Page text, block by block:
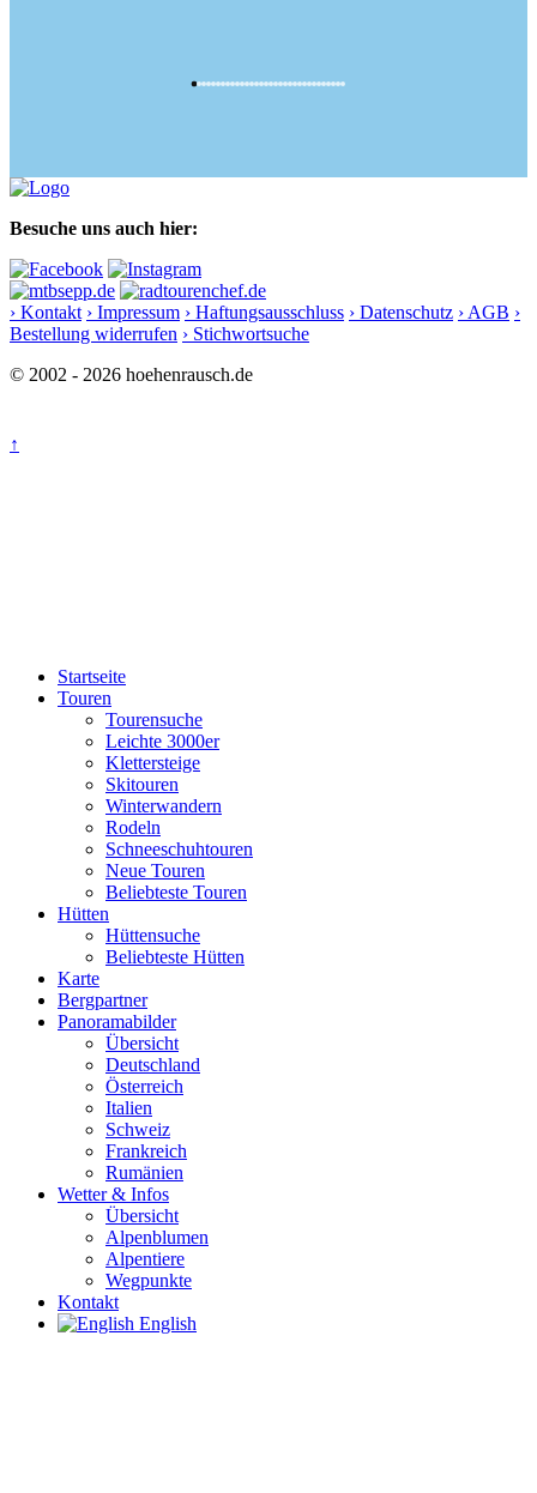
Besuche uns auch hier:
› Kontakt › Impressum › Haftungsausschluss › Datenschutz › AGB ›
Bestellung widerrufen › Stichwortsuche
© 2002 - 2026 hoehenrausch.de
↑
Startseite
Touren
Tourensuche
Leichte 3000er
Klettersteige
Skitouren
Winterwandern
Rodeln
Schneeschuhtouren
Neue Touren
Beliebteste Touren
Hütten
Hüttensuche
Beliebteste Hütten
Karte
Bergpartner
Panoramabilder
Übersicht
Deutschland
Österreich
Italien
Schweiz
Frankreich
Rumänien
Wetter & Infos
Übersicht
Alpenblumen
Alpentiere
Wegpunkte
Kontakt
English